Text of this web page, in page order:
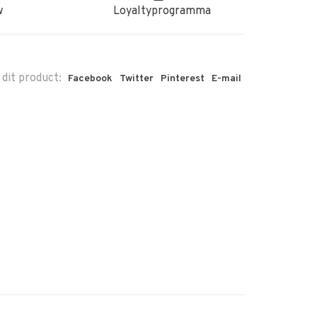
Loyaltyprogramma
product: Facebook Twitter Pinterest E-mail